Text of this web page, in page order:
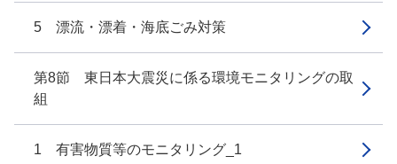
5 漂流・漂着・海底ごみ対策
第8節 東日本大震災に係る環境モニタリングの取
組
1 有害物質等のモニタリング_1